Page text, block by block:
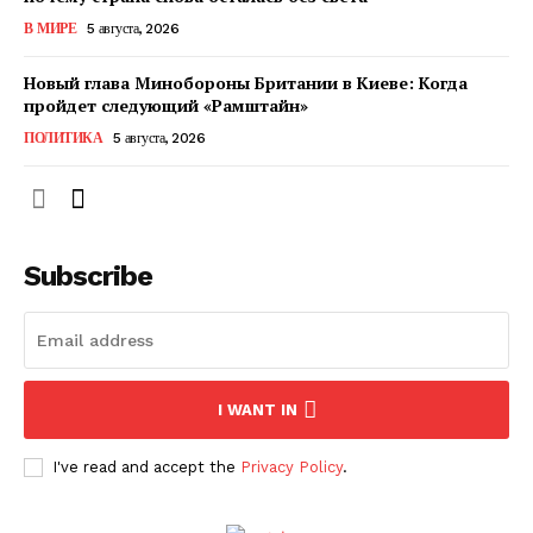
О нас
В МИРЕ 5 августа, 2026
Новый глава Минобороны Британии в Киеве: Когда
пройдет следующий «Рамштайн»
ПОЛИТИКА 5 августа, 2026
Subscribe
I WANT IN
I've read and accept the Privacy Policy.